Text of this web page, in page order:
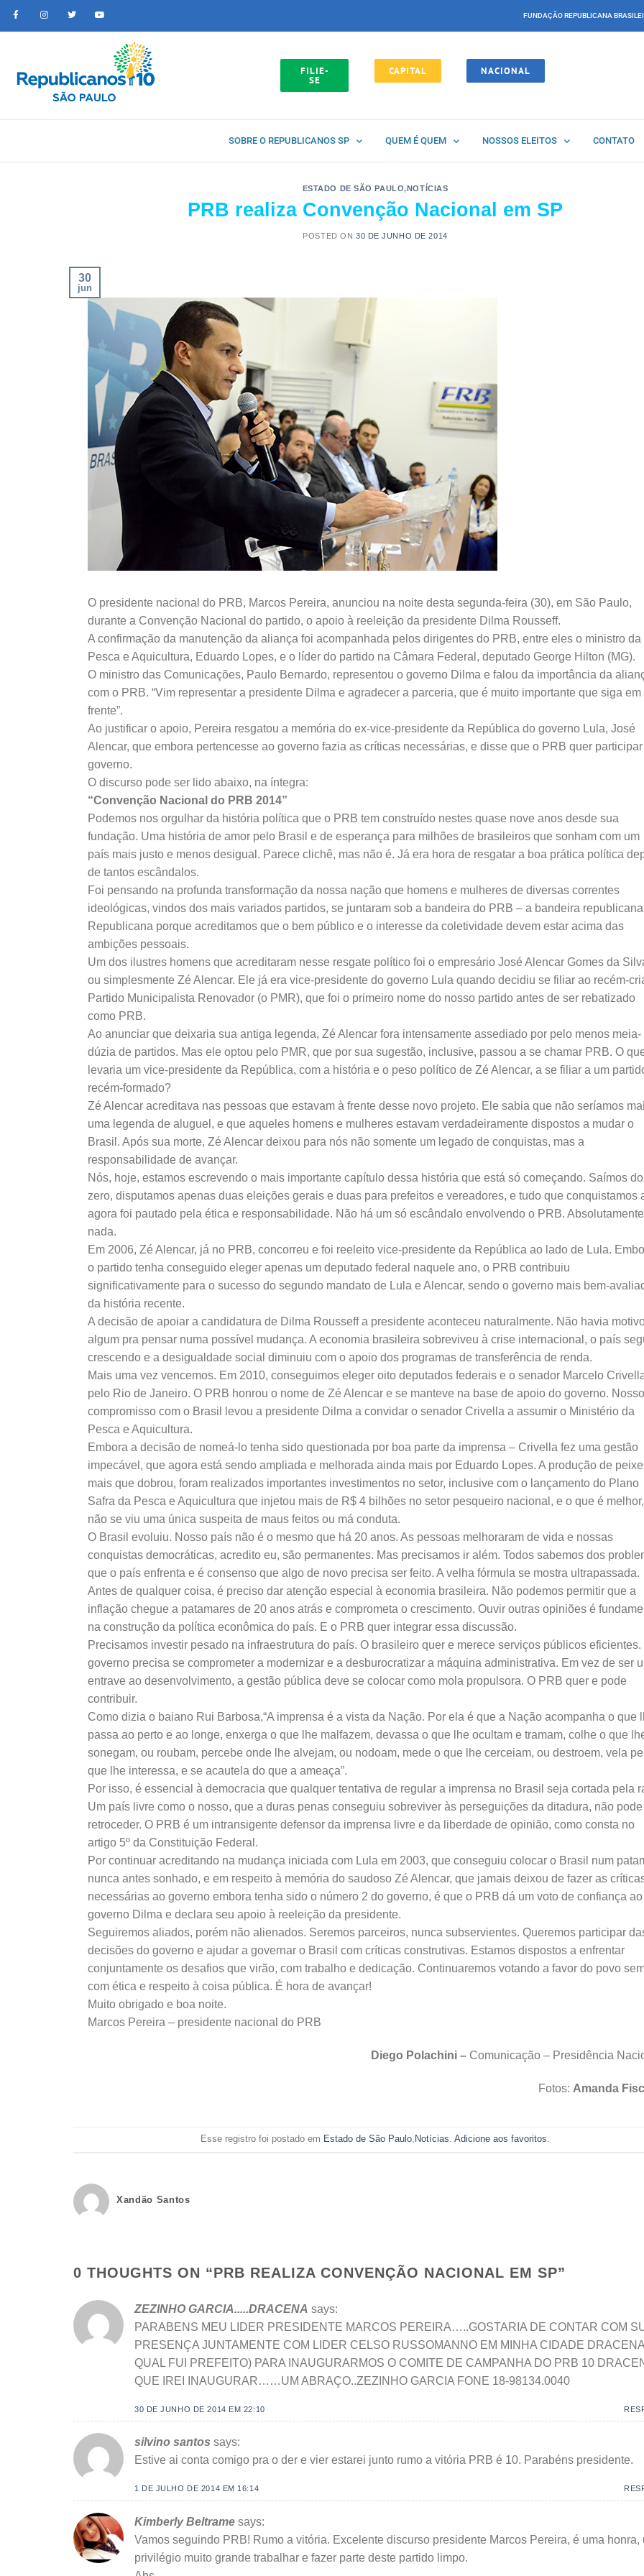
FUNDAÇÃO REPUBLICANA
FILIE-
SE
CAPITAL NACIONAL
SOBRE O REPUBLICANOS SP QUEM É QUEM NOSSOS ELEITOS CONTATO
ESTADO DE SÃO PAULO,NOTÍCIAS
PRB realiza Convenção Nacional em SP
POSTED ON 30 DE JUNHO DE 2014
30
jun
O presidente nacional do PRB, Marcos Pereira, anunciou na noite desta segunda-feira (30), em São Paulo,
durante a Convenção Nacional do partido, o apoio à reeleição da presidente Dilma Rousseff.
A confirmação da manutenção da aliança foi acompanhada pelos dirigentes do PRB, entre eles o ministro da
Pesca e Aquicultura, Eduardo Lopes, e o líder do partido na Câmara Federal, deputado George Hilton (MG).
O ministro das Comunicações, Paulo Bernardo, representou o governo Dilma e falou da importância da
com o PRB. “Vim representar a presidente Dilma e agradecer a parceria, que é muito importante que siga em
frente”.
Ao justificar o apoio, Pereira resgatou a memória do ex-vice-presidente da República do governo Lula, José
Alencar, que embora pertencesse ao governo fazia as críticas necessárias, e disse que o PRB quer
governo.
O discurso pode ser lido abaixo, na íntegra:
“Convenção Nacional do PRB 2014”
Podemos nos orgulhar da história política que o PRB tem construído nestes quase nove anos desde sua
fundação. Uma história de amor pelo Brasil e de esperança para milhões de brasileiros que sonham com um
país mais justo e menos desigual. Parece clichê, mas não é. Já era hora de resgatar a boa prática política
de tantos escândalos.
Foi pensando na profunda transformação da nossa nação que homens e mulheres de diversas correntes
ideológicas, vindos dos mais variados partidos, se juntaram sob a bandeira do PRB – a bandeira
Republicana porque acreditamos que o bem público e o interesse da coletividade devem estar acima das
ambições pessoais.
Um dos ilustres homens que acreditaram nesse resgate político foi o empresário José Alencar Gomes da
ou simplesmente Zé Alencar. Ele já era vice-presidente do governo Lula quando decidiu se filiar ao recém-
Partido Municipalista Renovador (o PMR), que foi o primeiro nome do nosso partido antes de ser rebatizado
como PRB.
Ao anunciar que deixaria sua antiga legenda, Zé Alencar fora intensamente assediado por pelo menos meia-
dúzia de partidos. Mas ele optou pelo PMR, que por sua sugestão, inclusive, passou a se chamar PRB. O
levaria um vice-presidente da República, com a história e o peso político de Zé Alencar, a se filiar a um
recém-formado?
Zé Alencar acreditava nas pessoas que estavam à frente desse novo projeto. Ele sabia que não seríamos
uma legenda de aluguel, e que aqueles homens e mulheres estavam verdadeiramente dispostos a mudar o
Brasil. Após sua morte, Zé Alencar deixou para nós não somente um legado de conquistas, mas a
responsabilidade de avançar.
Nós, hoje, estamos escrevendo o mais importante capítulo dessa história que está só começando. Saímos do
zero, disputamos apenas duas eleições gerais e duas para prefeitos e vereadores, e tudo que conquistamos
agora foi pautado pela ética e responsabilidade. Não há um só escândalo envolvendo o PRB. Absolutamente
nada.
Em 2006, Zé Alencar, já no PRB, concorreu e foi reeleito vice-presidente da República ao lado de Lula.
o partido tenha conseguido eleger apenas um deputado federal naquele ano, o PRB contribuiu
significativamente para o sucesso do segundo mandato de Lula e Alencar, sendo o governo mais bem-
da história recente.
A decisão de apoiar a candidatura de Dilma Rousseff a presidente aconteceu naturalmente. Não havia
algum pra pensar numa possível mudança. A economia brasileira sobreviveu à crise internacional, o país
crescendo e a desigualdade social diminuiu com o apoio dos programas de transferência de renda.
Mais uma vez vencemos. Em 2010, conseguimos eleger oito deputados federais e o senador Marcelo
pelo Rio de Janeiro. O PRB honrou o nome de Zé Alencar e se manteve na base de apoio do governo. Nosso
compromisso com o Brasil levou a presidente Dilma a convidar o senador Crivella a assumir o Ministério da
Pesca e Aquicultura.
Embora a decisão de nomeá-lo tenha sido questionada por boa parte da imprensa – Crivella fez uma gestão
impecável, que agora está sendo ampliada e melhorada ainda mais por Eduardo Lopes. A produção de
mais que dobrou, foram realizados importantes investimentos no setor, inclusive com o lançamento do Plano
Safra da Pesca e Aquicultura que injetou mais de R$ 4 bilhões no setor pesqueiro nacional, e o que é melhor,
não se viu uma única suspeita de maus feitos ou má conduta.
O Brasil evoluiu. Nosso país não é o mesmo que há 20 anos. As pessoas melhoraram de vida e nossas
conquistas democráticas, acredito eu, são permanentes. Mas precisamos ir além. Todos sabemos dos
que o país enfrenta e é consenso que algo de novo precisa ser feito. A velha fórmula se mostra ultrapassada.
Antes de qualquer coisa, é preciso dar atenção especial à economia brasileira. Não podemos permitir que a
inflação chegue a patamares de 20 anos atrás e comprometa o crescimento. Ouvir outras opiniões é
na construção da política econômica do país. E o PRB quer integrar essa discussão.
Precisamos investir pesado na infraestrutura do país. O brasileiro quer e merece serviços públicos eficientes.
governo precisa se comprometer a modernizar e a desburocratizar a máquina administrativa. Em vez de ser
entrave ao desenvolvimento, a gestão pública deve se colocar como mola propulsora. O PRB quer e pode
contribuir.
Como dizia o baiano Rui Barbosa,“A imprensa é a vista da Nação. Por ela é que a Nação acompanha o que
passa ao perto e ao longe, enxerga o que lhe malfazem, devassa o que lhe ocultam e tramam, colhe o que
sonegam, ou roubam, percebe onde lhe alvejam, ou nodoam, mede o que lhe cerceiam, ou destroem, vela
que lhe interessa, e se acautela do que a ameaça”.
Por isso, é essencial à democracia que qualquer tentativa de regular a imprensa no Brasil seja cortada pela
Um país livre como o nosso, que a duras penas conseguiu sobreviver às perseguições da ditadura, não pode
retroceder. O PRB é um intransigente defensor da imprensa livre e da liberdade de opinião, como consta no
artigo 5º da Constituição Federal.
Por continuar acreditando na mudança iniciada com Lula em 2003, que conseguiu colocar o Brasil num
nunca antes sonhado, e em respeito à memória do saudoso Zé Alencar, que jamais deixou de fazer as
necessárias ao governo embora tenha sido o número 2 do governo, é que o PRB dá um voto de confiança ao
governo Dilma e declara seu apoio à reeleição da presidente.
Seguiremos aliados, porém não alienados. Seremos parceiros, nunca subservientes. Queremos participar
decisões do governo e ajudar a governar o Brasil com críticas construtivas. Estamos dispostos a enfrentar
conjuntamente os desafios que virão, com trabalho e dedicação. Continuaremos votando a favor do povo
com ética e respeito à coisa pública. É hora de avançar!
Muito obrigado e boa noite.
Marcos Pereira – presidente nacional do PRB
Diego Polachini – Comunicação – Presidência
Fotos: Amanda
Esse registro foi postado em Estado de São Paulo, Notícias. Adicione aos favoritos.
Xandão Santos
0 THOUGHTS ON “PRB REALIZA CONVENÇÃO NACIONAL EM SP”
ZEZINHO GARCIA.....DRACENA says:
PARABENS MEU LIDER PRESIDENTE MARCOS PEREIRA…..GOSTARIA DE CONTAR COM
PRESENÇA JUNTAMENTE COM LIDER CELSO RUSSOMANNO EM MINHA CIDADE
QUAL FUI PREFEITO) PARA INAUGURARMOS O COMITE DE CAMPANHA DO PRB 10
QUE IREI INAUGURAR……UM ABRAÇO..ZEZINHO GARCIA FONE 18-98134.0040
30 DE JUNHO DE 2014 EM 22:10
silvino santos says:
Estive ai conta comigo pra o der e vier estarei junto rumo a vitória PRB é 10. Parabéns presidente.
1 DE JULHO DE 2014 EM 16:14
Kimberly Beltrame says:
Vamos seguindo PRB! Rumo a vitória. Excelente discurso presidente Marcos Pereira, é uma honra,
privilégio muito grande trabalhar e fazer parte deste partido limpo.